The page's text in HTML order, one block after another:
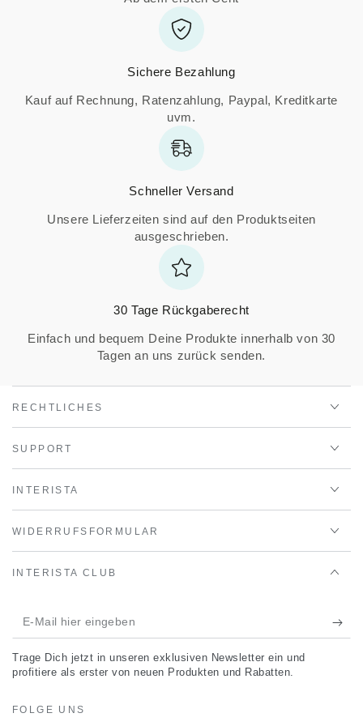
Sichere Bezahlung
Kauf auf Rechnung, Ratenzahlung, Paypal, Kreditkarte
uvm.
Schneller Versand
Unsere Lieferzeiten sind auf den Produktseiten
ausgeschrieben.
30 Tage Rückgaberecht
Einfach und bequem Deine Produkte innerhalb von 30
Tagen an uns zurück senden.
RECHTLICHES
SUPPORT
INTERISTA
WIDERRUFSFORMULAR
INTERISTA CLUB
E-
Mail
hier
Trage Dich jetzt in unseren exklusiven Newsletter ein und
profitiere als erster von neuen Produkten und Rabatten.
FOLGE UNS